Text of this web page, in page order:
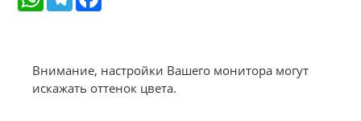
Внимание, настройки Вашего монитора могут
искажать оттенок цвета.